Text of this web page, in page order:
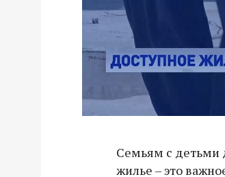
Семьям с детьми
жилье – это